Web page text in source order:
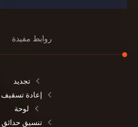
روابط مفيدة
تجديد
إعادة تسقيف
لوحة
تنسيق حدائق